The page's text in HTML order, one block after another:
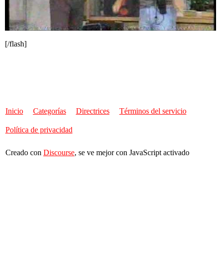
[/flash]
Inicio Categorías Directrices Términos del servicio
Política de privacidad
Creado con Discourse, se ve mejor con JavaScript activado